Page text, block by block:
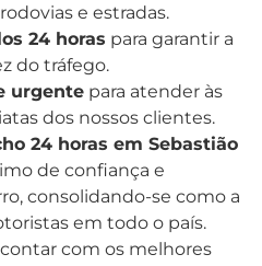
e estradas.
24 horas para garantir a
do tráfego.
urgente para atender às
dos nossos clientes.
24 horas em Sebastião
de confiança e
consolidando-se como a
em todo o país.
com os melhores